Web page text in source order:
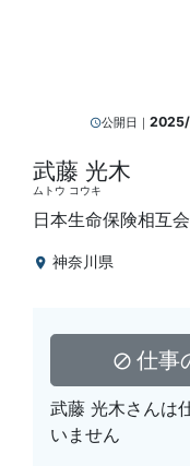
query_builder公開日｜
武藤 光木
ムトウ コウキ
日本生命保険相互
location_on 神奈川県
block 仕事
武藤 光木さんは
いません